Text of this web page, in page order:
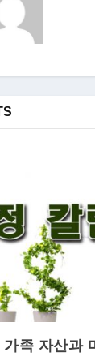
족 자산과